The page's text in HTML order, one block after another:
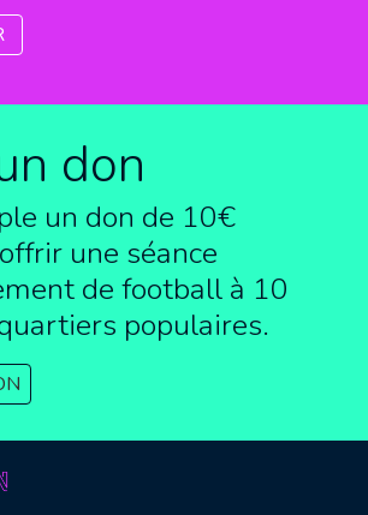
don
un don de 10€
une séance
de football à 10
populaires.